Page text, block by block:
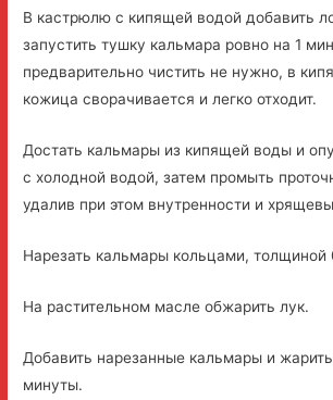
В кастрюлю с кипящей водой добавить
запустить тушку кальмара ровно на 1
предварительно чистить не нужно, в
кожица сворачивается и легко отходит.
Достать кальмары из кипящей воды и
с холодной водой, затем промыть
удалив при этом внутренности и
Нарезать кальмары кольцами, толщиной
На растительном масле обжарить лук.
Добавить нарезанные кальмары и
минуты.